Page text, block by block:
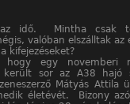
az idő. Mintha csak
valóban elszálltak
kifejezéseket?
egy novemberi
került sor az A38 hajó
Mátyás Attila
életévét. Bizony